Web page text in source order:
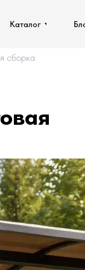
Каталог
Каталог
сборка